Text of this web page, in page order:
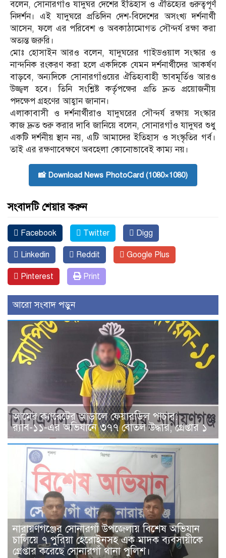
বলেন, সোনারগাঁও যাদুঘর দেশের ইতিহাস ও ঐতিহ্যের গুরুত্বপূর্ণ
নিদর্শন। এই যাদুঘরে প্রতিদিন দেশ-বিদেশের অসংখ্য দর্শনার্থী
আসেন, ফলে এর পরিবেশ ও অবকাঠামোগত সৌন্দর্য রক্ষা করা
অত্যন্ত জরুরি।
মোঃ হোসাইন আরও বলেন, যাদুঘরের গাইডওয়াল সংস্কার ও
নান্দনিক রংকরণ করা হলে একদিকে যেমন দর্শনার্থীদের আকর্ষণ
বাড়বে, অন্যদিকে সোনারগাঁওয়ের ঐতিহ্যবাহী ভাবমূর্তিও আরও
উজ্জ্বল হবে। তিনি সংশ্লিষ্ট কর্তৃপক্ষের প্রতি দ্রুত প্রয়োজনীয়
পদক্ষেপ গ্রহণের আহ্বান জানান।
এলাকাবাসী ও দর্শনার্থীরাও যাদুঘরের সৌন্দর্য রক্ষায় সংস্কার
কাজ দ্রুত শুরু করার দাবি জানিয়ে বলেন, সোনারগাঁও যাদুঘর শুধু
একটি দর্শনীয় স্থান নয়, এটি আমাদের ইতিহাস ও সংস্কৃতির গর্ব।
তাই এর রক্ষণাবেক্ষণে অবহেলা কোনোভাবেই কাম্য নয়।
📸 Download News PhotoCard (1080×1080)
সংবাদটি শেয়ার করুন
Facebook Twitter Digg
Linkedin Reddit Google Plus
Pinterest Print
আরো সংবাদ পড়ুন
আমের ক্যারেটের আড়ালে ফেয়ারডিল পাচার:
র‍্যাব-১১-এর অভিযানে ৩৭৭ বোতল উদ্ধার, গ্রেপ্তার ১
নারায়ণগঞ্জের সোনারগাঁ উপজেলায় বিশেষ অভিযান
চালিয়ে ৭ পুরিয়া হেরোইনসহ এক মাদক ব্যবসায়ীকে
গ্রেপ্তার করেছে সোনারগাঁ থানা পুলিশ।